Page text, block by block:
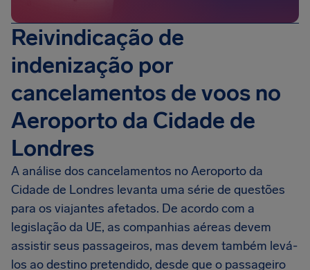
Reivindicação de
indenização por
cancelamentos de voos no
Aeroporto da Cidade de
Londres
A análise dos cancelamentos no Aeroporto da
Cidade de Londres levanta uma série de questões
para os viajantes afetados. De acordo com a
legislação da UE, as companhias aéreas devem
assistir seus passageiros, mas devem também levá-
los ao destino pretendido, desde que o passageiro